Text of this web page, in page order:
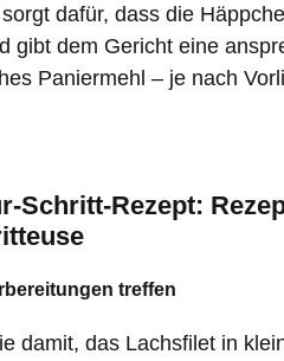
dafür, dass die
gibt dem Gericht eine
Paniermehl – je nach
Schritt-Rezept:
treffen
damit, das Lachsfilet in